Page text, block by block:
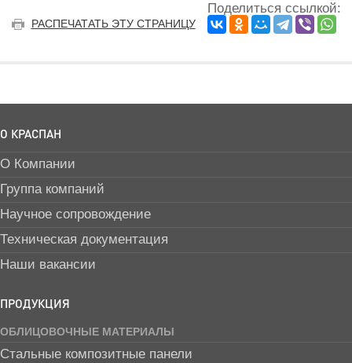
РАСПЕЧАТАТЬ ЭТУ СТРАНИЦУ
Поделиться ссылкой:
О КРАСПАН
О Компании
Группа компаний
Научное сопровождение
Техническая документация
Наши вакансии
ПРОДУКЦИЯ
ОБЛИЦОВОЧНЫЕ МАТЕРИАЛЫ
Стальные композитные панели